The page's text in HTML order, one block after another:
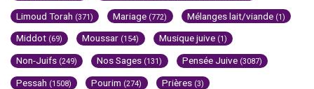
Limoud Torah (371) Mariage (772) Mélanges lait/viande (1)
Middot (69) Moussar (154) Musique juive (1)
Non-Juifs (249) Nos Sages (131) Pensée Juive (3087)
Pessah (1508) Pourim (274) Prières (3)